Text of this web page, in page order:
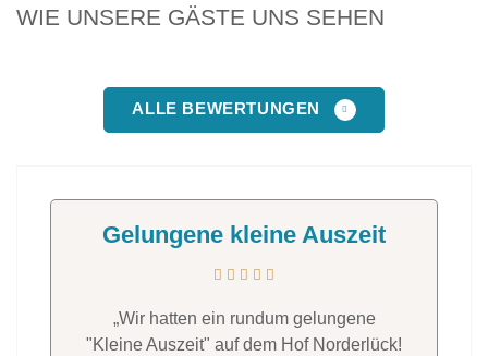
WIE UNSERE GÄSTE UNS SEHEN
ALLE BEWERTUNGEN
Gelungene kleine Auszeit
„Wir hatten ein rundum gelungene
"Kleine Auszeit" auf dem Hof Norderlück!